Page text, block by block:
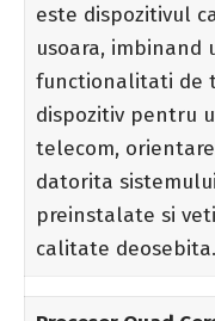
este dispozitivul
usoara, imbinand
functionalitati de
dispozitiv pentru
telecom,
datorita
preinstalate si
calitate deosebita.